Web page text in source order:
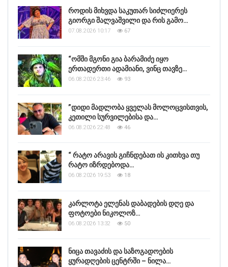
როდის მიხვდა საკუთარ სიძლიერეს
გიორგი შალვაშვილი და რის გამო…
07.08.2026 10:17 67
“ომში მგონი გია ბარამიძე იყო
ერთადერთი ადამიანი, ვინც თავზე…
06.08.2026 23:46 93
”დიდი მადლობა ყველას მოლოცვისთვის,
კეთილი სურვილებისა და…
06.08.2026 22:48 46
“ რატო არავის გიჩნდებათ ის კითხვა თუ
რატო იზრდებოდა…
06.08.2026 19:53 18
კარლოტა ელენას დაბადების დღე და
ფოტოები ნიკოლოზ…
06.08.2026 13:32 50
ნიცა თავაძის და საზოგადოების
ყურადღების ცენტრში – ნილა…